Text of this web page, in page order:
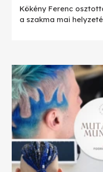
Kökény Ferenc
a szakma mai